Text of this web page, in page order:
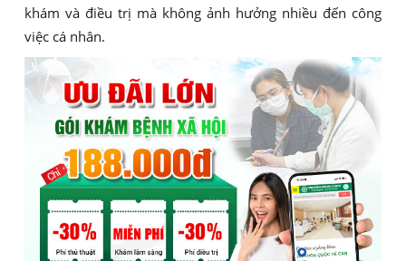
khám và điều trị mà không ảnh hưởng nhiều đến công
việc cá nhân.